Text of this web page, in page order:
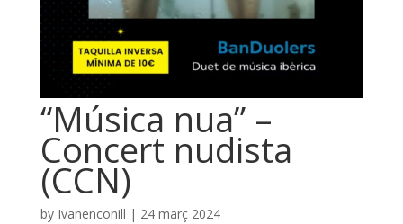
“Música nua” –
Concert nudista
(CCN)
by Ivanenconill | 24 març 2024